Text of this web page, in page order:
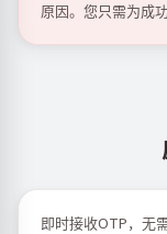
原因。您只需为成
即时接收OTP，无